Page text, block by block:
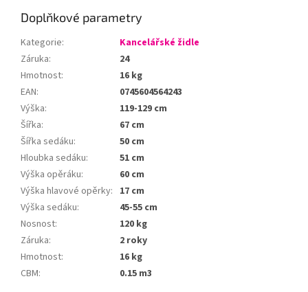
Doplňkové parametry
Kategorie:
Kancelářské židle
Záruka:
24
Hmotnost:
16 kg
EAN:
0745604564243
Výška:
119-129 cm
Šířka:
67 cm
Šířka sedáku:
50 cm
Hloubka sedáku:
51 cm
Výška opěráku:
60 cm
Výška hlavové opěrky: 17 cm
Výška sedáku:
45-55 cm
Nosnost:
120 kg
Záruka:
2 roky
Hmotnost:
16 kg
CBM: 0.15 m3